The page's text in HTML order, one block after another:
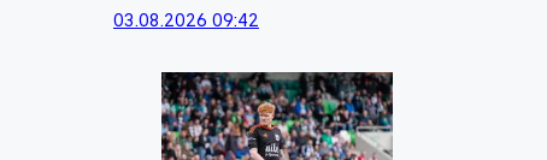
03.08.2026 09:42